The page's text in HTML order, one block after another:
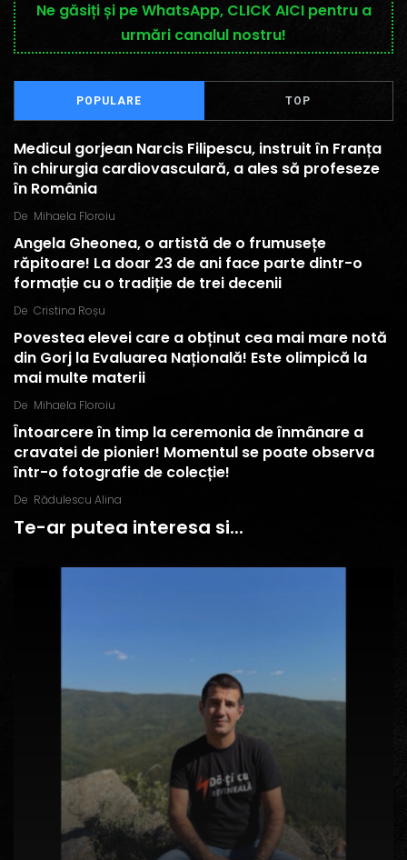
Ne găsiți și pe WhatsApp, CLICK AICI pentru a
urmări canalul nostru!
POPULARE TOP
Medicul gorjean Narcis Filipescu, instruit în Franța
în chirurgia cardiovasculară, a ales să profeseze
în România
De Mihaela Floroiu
Angela Gheonea, o artistă de o frumusețe
răpitoare! La doar 23 de ani face parte dintr-o
formație cu o tradiție de trei decenii
De Cristina Roșu
Povestea elevei care a obținut cea mai mare notă
din Gorj la Evaluarea Națională! Este olimpică la
mai multe materii
De Mihaela Floroiu
Întoarcere în timp la ceremonia de înmânare a
cravatei de pionier! Momentul se poate observa
într-o fotografie de colecție!
De Rădulescu Alina
Te-ar putea interesa si...